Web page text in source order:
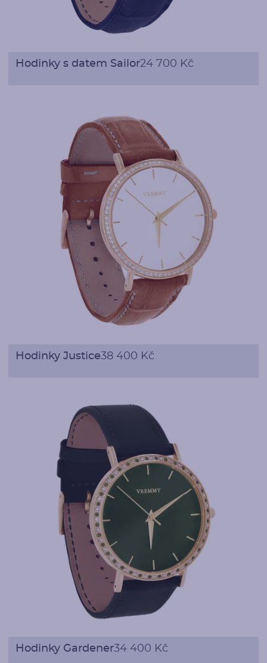
Hodinky s datem Sailor24 700 Kč
Hodinky Justice38 400 Kč
Hodinky Gardener34 400 Kč